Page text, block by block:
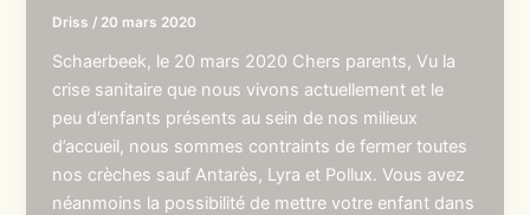
Driss / 20 mars 2020
Schaerbeek, le 20 mars 2020 Chers parents, Vu la
crise sanitaire que nous vivons actuellement et le
peu d’enfants présents au sein de nos milieux
d’accueil, nous sommes contraints de fermer toutes
nos crèches sauf Antarès, Lyra et Pollux. Vous avez
néanmoins la possibilité de mettre votre enfant dans